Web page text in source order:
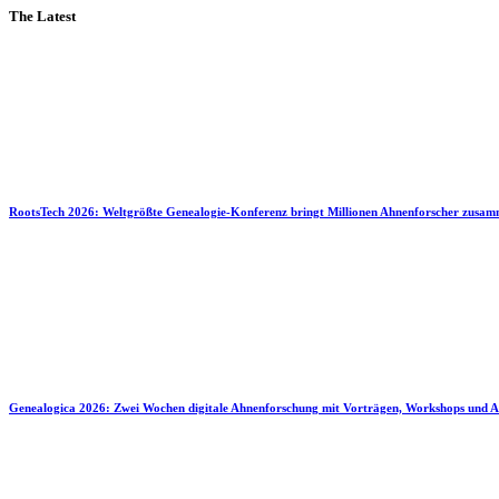
The Latest
RootsTech 2026: Weltgrößte Genealogie-Konferenz bringt Millionen Ahnenforscher
Genealogica 2026: Zwei Wochen digitale Ahnenforschung mit Vorträgen, Workshops und